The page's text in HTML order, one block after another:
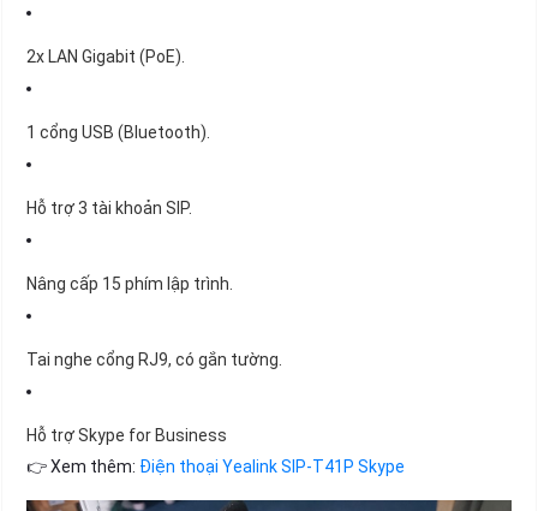
2x LAN Gigabit (PoE).
1 cổng USB (Bluetooth).
Hỗ trợ 3 tài khoản SIP.
Nâng cấp 15 phím lập trình.
Tai nghe cổng RJ9, có gắn tường.
Hỗ trợ Skype for Business
👉 Xem thêm: Điện thoại Yealink SIP-T41P Skype